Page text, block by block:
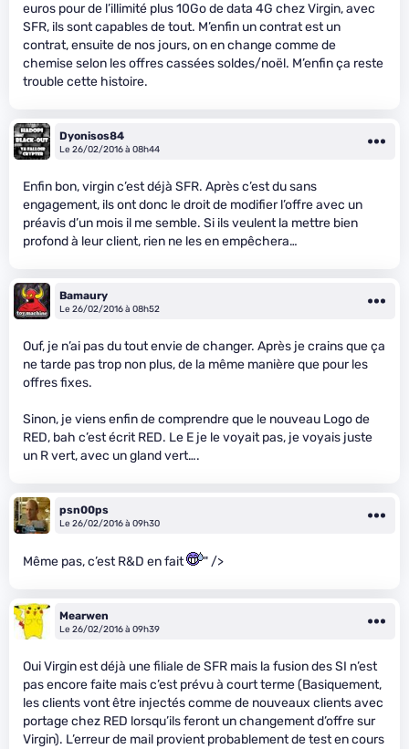
euros pour de l’illimité plus 10Go de data 4G chez Virgin, avec
SFR, ils sont capables de tout. M’enfin un contrat est un
contrat, ensuite de nos jours, on en change comme de
chemise selon les offres cassées soldes/noël. M’enfin ça reste
trouble cette histoire.
Dyonisos84
Le 26/02/2016 à 08h44
Enfin bon, virgin c’est déjà SFR. Après c’est du sans
engagement, ils ont donc le droit de modifier l’offre avec un
préavis d’un mois il me semble. Si ils veulent la mettre bien
profond à leur client, rien ne les en empêchera…
Bamaury
Le 26/02/2016 à 08h52
Ouf, je n’ai pas du tout envie de changer. Après je crains que ça
ne tarde pas trop non plus, de la même manière que pour les
offres fixes.
Sinon, je viens enfin de comprendre que le nouveau Logo de
RED, bah c’est écrit RED. Le E je le voyait pas, je voyais juste
un R vert, avec un gland vert….
psn00ps
Le 26/02/2016 à 09h30
Même pas, c’est R&D en fait " />
Mearwen
Le 26/02/2016 à 09h39
Oui Virgin est déjà une filiale de SFR mais la fusion des SI n’est
pas encore faite mais c’est prévu à court terme (Basiquement,
les clients vont être injectés comme de nouveaux clients avec
portage chez RED lorsqu’ils feront un changement d’offre sur
Virgin). L’erreur de mail provient probablement de test en cours